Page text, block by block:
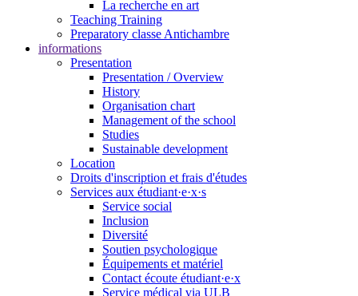
La recherche en art
Teaching Training
Preparatory classe Antichambre
informations
Presentation
Presentation / Overview
History
Organisation chart
Management of the school
Studies
Sustainable development
Location
Droits d'inscription et frais d'études
Services aux étudiant·e·x·s
Service social
Inclusion
Diversité
Soutien psychologique
Équipements et matériel
Contact écoute étudiant·e·x
Service médical via ULB